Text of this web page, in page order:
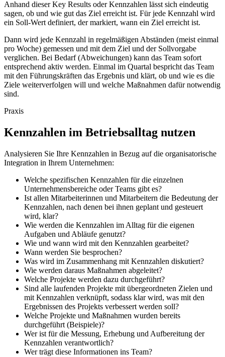
Anhand dieser Key Results oder Kennzahlen lässt sich eindeutig
sagen, ob und wie gut das Ziel erreicht ist. Für jede Kennzahl wird
ein Soll-Wert definiert, der markiert, wann ein Ziel erreicht ist.
Dann wird jede Kennzahl in regelmäßigen Abständen (meist einmal
pro Woche) gemessen und mit dem Ziel und der Sollvorgabe
verglichen. Bei Bedarf (Abweichungen) kann das Team sofort
entsprechend aktiv werden. Einmal im Quartal bespricht das Team
mit den Führungskräften das Ergebnis und klärt, ob und wie es die
Ziele weiterverfolgen will und welche Maßnahmen dafür notwendig
sind.
Praxis
Kennzahlen im Betriebsalltag nutzen
Analysieren Sie Ihre Kennzahlen in Bezug auf die organisatorische
Integration in Ihrem Unternehmen:
Welche spezifischen Kennzahlen für die einzelnen
Unternehmensbereiche oder Teams gibt es?
Ist allen Mitarbeiterinnen und Mitarbeitern die Bedeutung der
Kennzahlen, nach denen bei ihnen geplant und gesteuert
wird, klar?
Wie werden die Kennzahlen im Alltag für die eigenen
Aufgaben und Abläufe genutzt?
Wie und wann wird mit den Kennzahlen gearbeitet?
Wann werden Sie besprochen?
Was wird im Zusammenhang mit Kennzahlen diskutiert?
Wie werden daraus Maßnahmen abgeleitet?
Welche Projekte werden dazu durchgeführt?
Sind alle laufenden Projekte mit übergeordneten Zielen und
mit Kennzahlen verknüpft, sodass klar wird, was mit den
Ergebnissen des Projekts verbessert werden soll?
Welche Projekte und Maßnahmen wurden bereits
durchgeführt (Beispiele)?
Wer ist für die Messung, Erhebung und Aufbereitung der
Kennzahlen verantwortlich?
Wer trägt diese Informationen ins Team?